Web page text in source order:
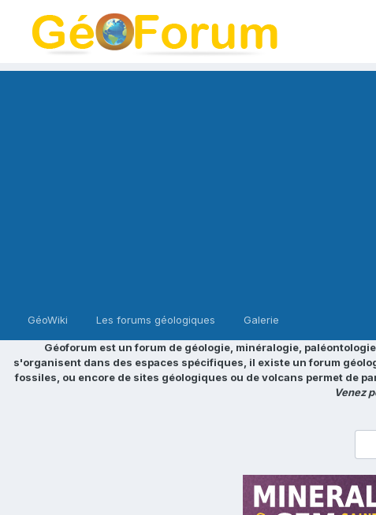
GéoWiki Les forums géologiques Galerie
Géoforum est un forum de géologie, minéralogie,
s'organisent dans des espaces spécifiques, il existe un forum
fossiles, ou encore de sites géologiques ou de volcans permet de
Venez